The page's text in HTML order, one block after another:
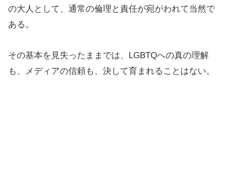
の大人として、通常の倫理と責任が宛がわれて当然で
ある。
その基本を見失ったままでは、LGBTQへの真の理解
も、メディアの信頼も、決して育まれることはない。